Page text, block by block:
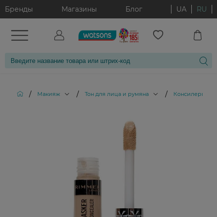
Бренды Магазины Блог UA RU
/ Макияж / Тон для лица и румяна / Консилеры